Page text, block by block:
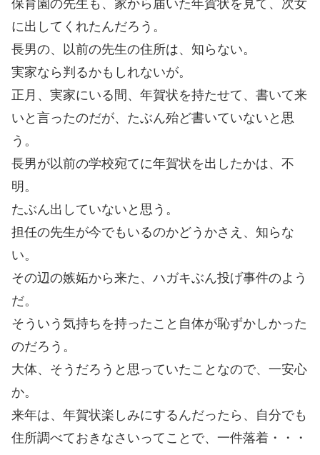
保育園の先生も、家から届いた年賀状を見て、次女
に出してくれたんだろう。
長男の、以前の先生の住所は、知らない。
実家なら判るかもしれないが。
正月、実家にいる間、年賀状を持たせて、書いて来
いと言ったのだが、たぶん殆ど書いていないと思
う。
長男が以前の学校宛てに年賀状を出したかは、不
明。
たぶん出していないと思う。
担任の先生が今でもいるのかどうかさえ、知らな
い。
その辺の嫉妬から来た、ハガキぶん投げ事件のよう
だ。
そういう気持ちを持ったこと自体が恥ずかしかった
のだろう。
大体、そうだろうと思っていたことなので、一安心
か。
来年は、年賀状楽しみにするんだったら、自分でも
住所調べておきなさいってことで、一件落着・・・